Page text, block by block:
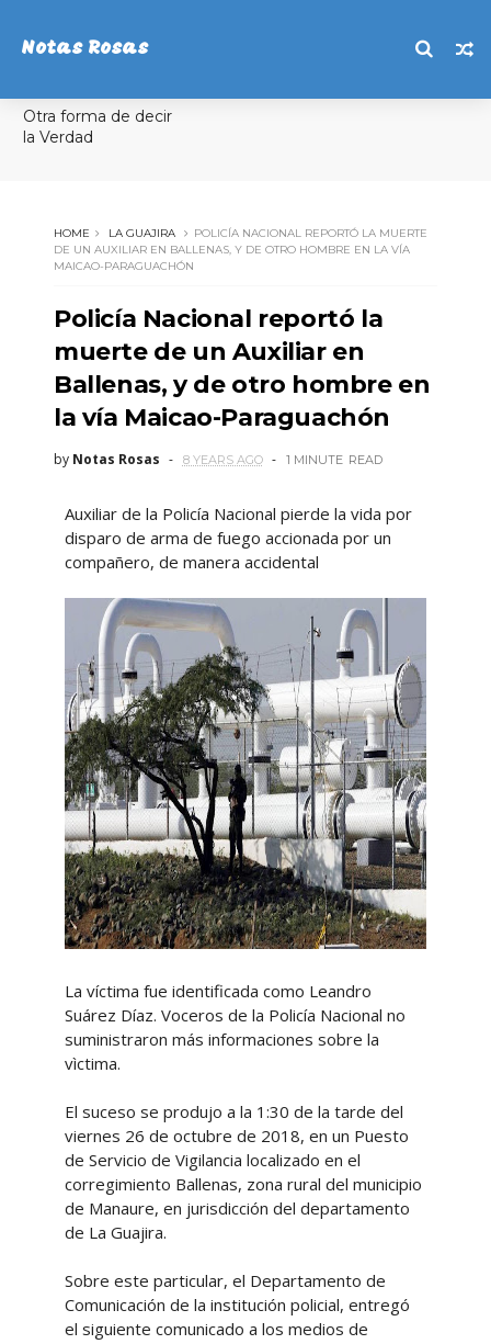
Notas Rosas
Otra forma de decir
la Verdad
HOME LA GUAJIRA
POLICÍA NACIONAL REPORTÓ LA MUERTE
DE UN AUXILIAR EN BALLENAS, Y DE OTRO HOMBRE EN LA VÍA
MAICAO-PARAGUACHÓN
Policía Nacional reportó la
muerte de un Auxiliar en
Ballenas, y de otro hombre en
la vía Maicao-Paraguachón
by Notas Rosas 8 YEARS AGO 1 MINUTE READ
Auxiliar de la Policía Nacional pierde la vida por
disparo de arma de fuego accionada por un
compañero, de manera accidental
La víctima fue identificada como Leandro
Suárez Díaz. Voceros de la Policía Nacional no
suministraron más informaciones sobre la
vìctima.
El suceso se produjo a la 1:30 de la tarde del
viernes 26 de octubre de 2018, en un Puesto
de Servicio de Vigilancia localizado en el
corregimiento Ballenas, zona rural del municipio
de Manaure, en jurisdicción del departamento
de La Guajira.
Sobre este particular, el Departamento de
Comunicación de la institución policial, entregó
el siguiente comunicado a los medios de